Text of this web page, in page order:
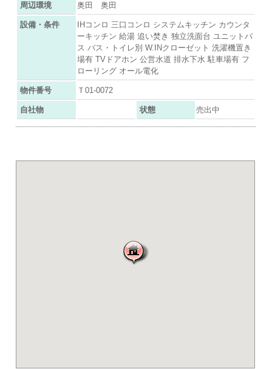
周辺環境 奥田 奥田
設備・条件
IHコンロ 三口コンロ システムキッチン カウンタ
ーキッチン 給湯 追い焚き 独立洗面台 ユニットバ
ス バス・トイレ別 W.INクローゼット 洗濯機置き
場有 TVドアホン 公営水道 排水下水 駐車場有 フ
ローリング オール電化
物件番号 Ｔ01-0072
自社物 状態 売出中